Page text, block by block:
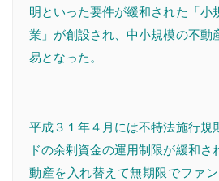
明といった要件が緩和された「小
業」が創設され、中小規模の不動
易となった。
平成３１年４月には不特法施行規
ドの余剰資金の運用制限が緩和さ
動産を入れ替えて無期限でファ